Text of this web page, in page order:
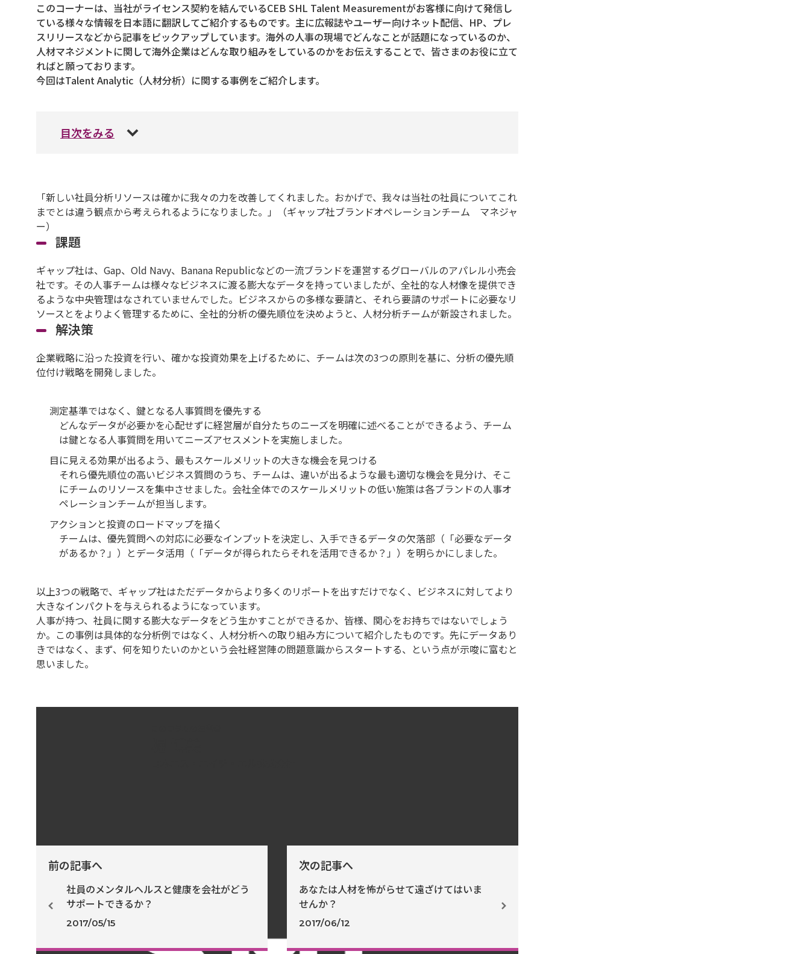
このコーナーは、当社がライセンス契約を結んでいるCEB SHL Talent Measurementがお客様に向けて発信し
ている様々な情報を日本語に翻訳してご紹介するものです。主に広報誌やユーザー向けネット配信、HP、プレ
スリリースなどから記事をピックアップしています。海外の人事の現場でどんなことが話題になっているのか、
人材マネジメントに関して海外企業はどんな取り組みをしているのかをお伝えすることで、皆さまのお役に立て
ればと願っております。
今回はTalent Analytic（人材分析）に関する事例をご紹介します。
目次をみる
「新しい社員分析リソースは確かに我々の力を改善してくれました。おかげで、我々は当社の社員についてこれ
までとは違う観点から考えられるようになりました。」（ギャップ社ブランドオペレーションチーム マネジャ
ー）
課題
ギャップ社は、Gap、Old Navy、Banana Republicなどの一流ブランドを運営するグローバルのアパレル小売会
社です。その人事チームは様々なビジネスに渡る膨大なデータを持っていましたが、全社的な人材像を提供でき
るような中央管理はなされていませんでした。ビジネスからの多様な要請と、それら要請のサポートに必要なリ
ソースとをよりよく管理するために、全社的分析の優先順位を決めようと、人材分析チームが新設されました。
解決策
企業戦略に沿った投資を行い、確かな投資効果を上げるために、チームは次の3つの原則を基に、分析の優先順
位付け戦略を開発しました。
測定基準ではなく、鍵となる人事質問を優先する
どんなデータが必要かを心配せずに経営層が自分たちのニーズを明確に述べることができるよう、チーム
は鍵となる人事質問を用いてニーズアセスメントを実施しました。
目に見える効果が出るよう、最もスケールメリットの大きな機会を見つける
それら優先順位の高いビジネス質問のうち、チームは、違いが出るような最も適切な機会を見分け、そこ
にチームのリソースを集中させました。会社全体でのスケールメリットの低い施策は各ブランドの人事オ
ペレーションチームが担当します。
アクションと投資のロードマップを描く
チームは、優先質問への対応に必要なインプットを決定し、入手できるデータの欠落部（「必要なデータ
があるか？」）とデータ活用（「データが得られたらそれを活用できるか？」）を明らかにしました。
以上3つの戦略で、ギャップ社はただデータからより多くのリポートを出すだけでなく、ビジネスに対してより
大きなインパクトを与えられるようになっています。
人事が持つ、社員に関する膨大なデータをどう生かすことができるか、皆様、関心をお持ちではないでしょう
か。この事例は具体的な分析例ではなく、人材分析への取り組み方について紹介したものです。先にデータあり
きではなく、まず、何を知りたいのかという会社経営陣の問題意識からスタートする、という点が示唆に富むと
思いました。
前の記事へ
社員のメンタルヘルスと健康を会社がどう
サポートできるか？
2017/05/15
次の記事へ
あなたは人材を怖がらせて遠ざけてはいま
せんか？
2017/06/12